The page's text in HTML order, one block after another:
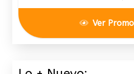
Ver